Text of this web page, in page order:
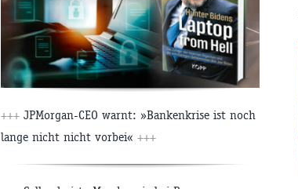
+++ JPMorgan-CEO warnt: »Bankenkrise ist noch
lange nicht nicht vorbei« +++